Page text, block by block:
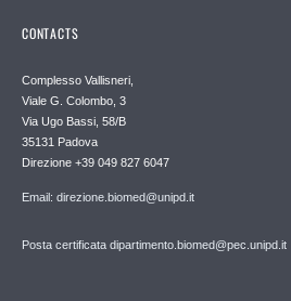
CONTACTS
Complesso Vallisneri,
Viale G. Colombo, 3
Via Ugo Bassi, 58/B
35131 Padova
Direzione +39 049 827 6047
Email: direzione.biomed@unipd.it
Posta certificata dipartimento.biomed@pec.unipd.it